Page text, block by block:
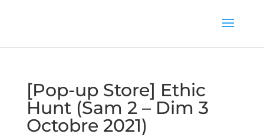
[Pop-up Store] Ethic
Hunt (Sam 2 – Dim 3
Octobre 2021)